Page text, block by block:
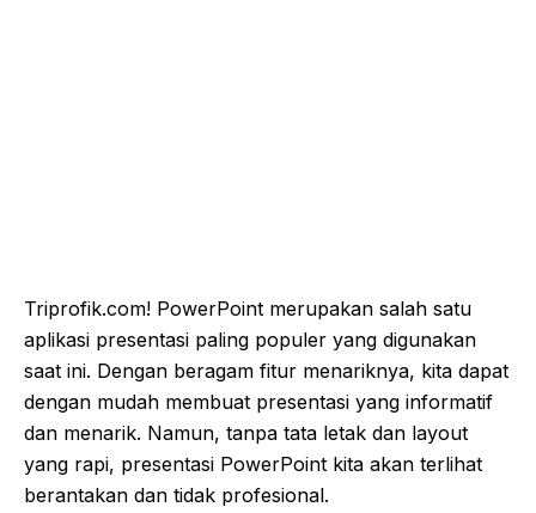
Triprofik.com! PowerPoint merupakan salah satu
aplikasi presentasi paling populer yang digunakan
saat ini. Dengan beragam fitur menariknya, kita dapat
dengan mudah membuat presentasi yang informatif
dan menarik. Namun, tanpa tata letak dan layout
yang rapi, presentasi PowerPoint kita akan terlihat
berantakan dan tidak profesional.